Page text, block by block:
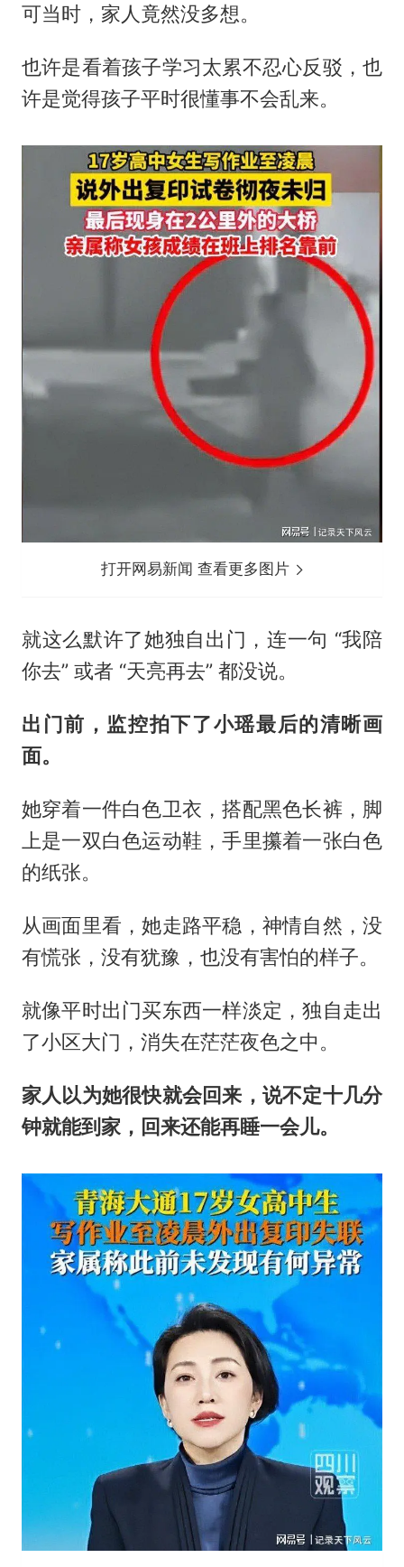
可当时，家人竟然没多想。
也许是看着孩子学习太累不忍心反驳，也
许是觉得孩子平时很懂事不会乱来。
打开网易新闻 查看更多图片
就这么默许了她独自出门，连一句 “我陪
你去” 或者 “天亮再去” 都没说。
出门前，监控拍下了小瑶最后的清晰画
面。
她穿着一件白色卫衣，搭配黑色长裤，脚
上是一双白色运动鞋，手里攥着一张白色
的纸张。
从画面里看，她走路平稳，神情自然，没
有慌张，没有犹豫，也没有害怕的样子。
就像平时出门买东西一样淡定，独自走出
了小区大门，消失在茫茫夜色之中。
家人以为她很快就会回来，说不定十几分
钟就能到家，回来还能再睡一会儿。